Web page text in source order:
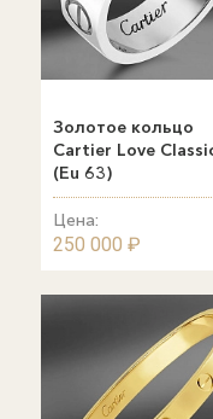
Золотое кольцо
Cartier Love
(Eu 63)
Цена:
250 000 ₽